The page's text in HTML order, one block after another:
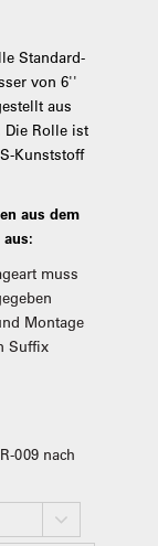
Standard-
von 6''
aus
Die Rolle ist
Kunststoff
aus dem
muss
Montage
Suffix
009 nach